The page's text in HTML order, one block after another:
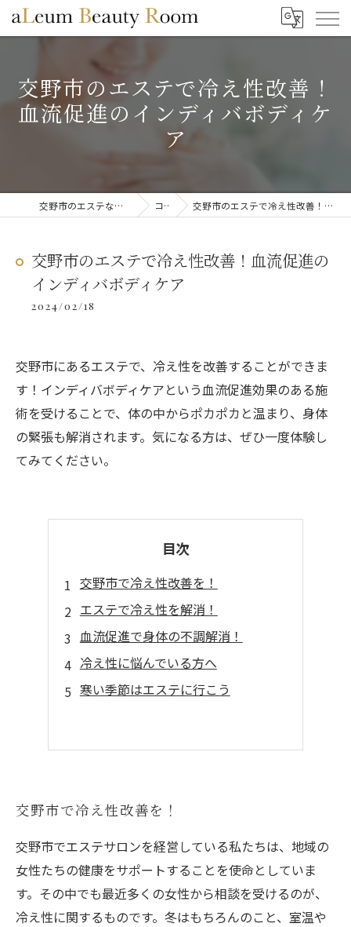
交野市のエステで冷え性改善！
血流促進のインディバボディケ
ア
交野市のエステならaLeum Beauty Room コラム 交野市のエステで冷え性改善！血流促進のインディバボディケア
交野市のエステで冷え性改善！血流促進の
インディバボディケア
2024/02/18
交野市にあるエステで、冷え性を改善することができま
す！インディバボディケアという血流促進効果のある施
術を受けることで、体の中からポカポカと温まり、身体
の緊張も解消されます。気になる方は、ぜひ一度体験し
てみてください。
目次
交野市で冷え性改善を！
エステで冷え性を解消！
血流促進で身体の不調解消！
冷え性に悩んでいる方へ
寒い季節はエステに行こう
交野市で冷え性改善を！
交野市でエステサロンを経営している私たちは、地域の
女性たちの健康をサポートすることを使命としていま
す。その中でも最近多くの女性から相談を受けるのが、
冷え性に関するものです。冬はもちろんのこと、室温や